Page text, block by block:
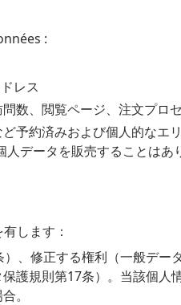
:
レス
、閲覧ページ、注文プロ
予約済みおよび個人的なエ
データを販売することはあ
します：
、修正する権利（一般デー
護規則第17条）。当該個人
。